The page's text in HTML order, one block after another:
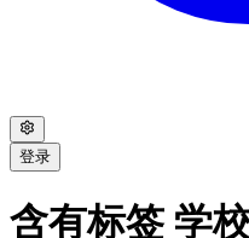
登录
含有标签 学